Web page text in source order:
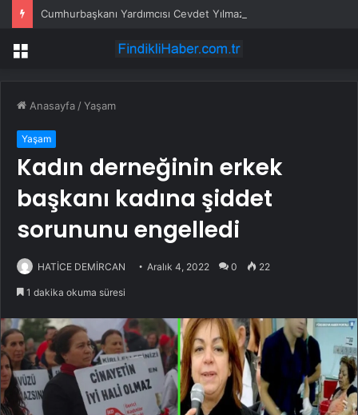
Menü
Anasayfa /Yaşam
Yaşam
Kadın derneğinin erkek
başkanı kadına şiddet
sorununu engelledi
HATİCE DEMİRCAN Aralık 4, 2022 0 22
1 dakika okuma süresi